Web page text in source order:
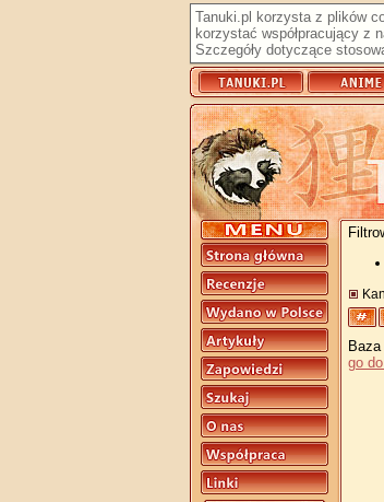
Tanuki.pl korzysta z plików
korzystać współpracujący z
Szczegóły dotyczące
go